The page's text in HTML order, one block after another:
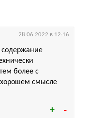
содержание
более с
смысле
28.06.2022 в 12:16